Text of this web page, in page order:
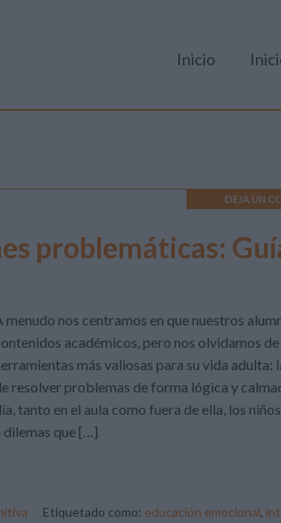
Inicio
DEJA UN
problemáticas:
menudo nos centramos en que nuestros
académicos, pero nos olvidamos de
más valiosas para su vida adulta:
resolver problemas de forma lógica y
tanto en el aula como fuera de ella, los
dilemas que […]
Etiquetado como: educación emocional,